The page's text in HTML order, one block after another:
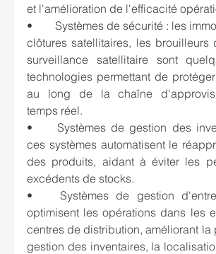
et l'amélioration de l'efficacité
•	Systèmes de sécurité : les immobilisateurs, les
clôtures satellitaires, les brouilleurs
surveillance satellitaire sont
technologies permettant de
au long de la chaîne
temps réel.
•	Systèmes de gestion des inventaires (SGI) :
ces systèmes automatisent le
des produits, aidant à éviter les
excédents de stocks.
•	Systèmes de gestion d'entrepôts (WMS) :
optimisent les opérations dans les
centres de distribution, améliorant la
gestion des inventaires, la